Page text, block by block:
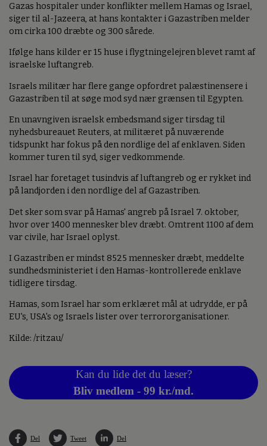
Gazas hospitaler under konflikter mellem Hamas og Israel,
siger til al-Jazeera, at hans kontakter i Gazastriben melder
om cirka 100 dræbte og 300 sårede.
Ifølge hans kilder er 15 huse i flygtningelejren blevet ramt af
israelske luftangreb.
Israels militær har flere gange opfordret palæstinensere i
Gazastriben til at søge mod syd nær grænsen til Egypten.
En unavngiven israelsk embedsmand siger tirsdag til
nyhedsbureauet Reuters, at militæret på nuværende
tidspunkt har fokus på den nordlige del af enklaven. Siden
kommer turen til syd, siger vedkommende.
Israel har foretaget tusindvis af luftangreb og er rykket ind
på landjorden i den nordlige del af Gazastriben.
Det sker som svar på Hamas' angreb på Israel 7. oktober,
hvor over 1400 mennesker blev dræbt. Omtrent 1100 af dem
var civile, har Israel oplyst.
I Gazastriben er mindst 8525 mennesker dræbt, meddelte
sundhedsministeriet i den Hamas-kontrollerede enklave
tidligere tirsdag.
Hamas, som Israel har som erklæret mål at udrydde, er på
EU's, USA's og Israels lister over terrororganisationer.
Kilde: /ritzau/
Kan du lide det du læser?
Bliv medlem - 99 kr./md.
Del Tweet Del